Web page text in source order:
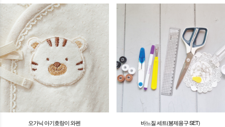
오가닉 아기호랑이 와펜 바느질 세트(봉제용구 SET)